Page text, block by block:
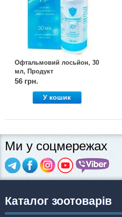
Офтальмовий лосьйон, 30
мл, Продукт
56 грн.
У кошик
Ми у соцмережах
Каталог зоотоварів